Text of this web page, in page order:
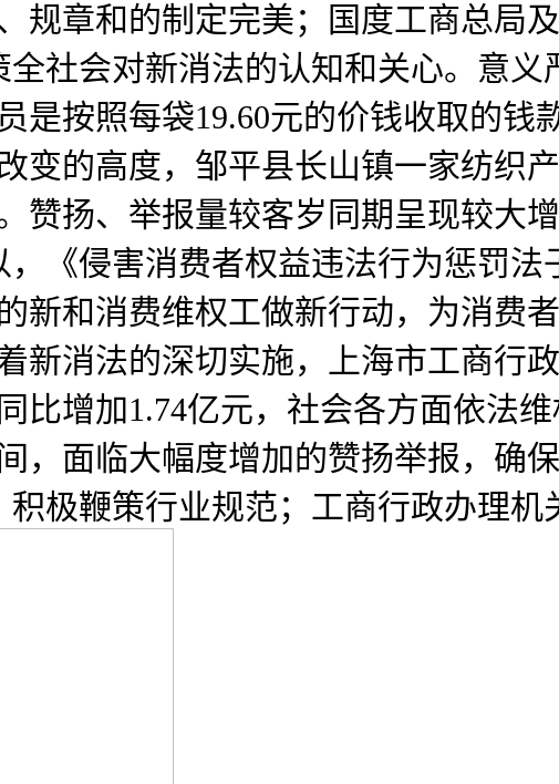
规章和的制定完美；国度工商总局
社会对新消法的认知和关心。意义
是按照每袋19.60元的价钱收取的钱
变的高度，邹平县长山镇一家纺织
赞扬、举报量较客岁同期呈现较大
《侵害消费者权益违法行为惩罚法
新和消费维权工做新行动，为消费
新消法的深切实施，上海市工商行
比增加1.74亿元，社会各方面依法
，面临大幅度增加的赞扬举报，确
极鞭策行业规范；工商行政办理机